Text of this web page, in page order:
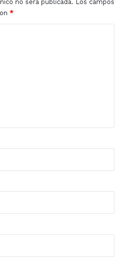
no será publicada. Los campos
*